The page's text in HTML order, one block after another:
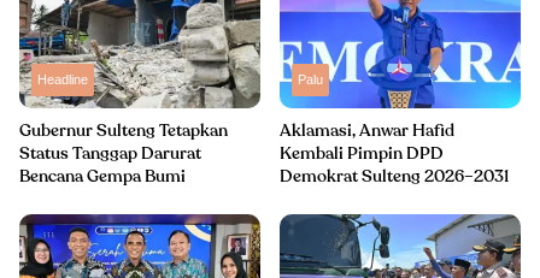
Headline
Gubernur Sulteng Tetapkan
Status Tanggap Darurat
Bencana Gempa Bumi
Palu
Aklamasi, Anwar Hafid
Kembali Pimpin DPD
Demokrat Sulteng 2026–2031